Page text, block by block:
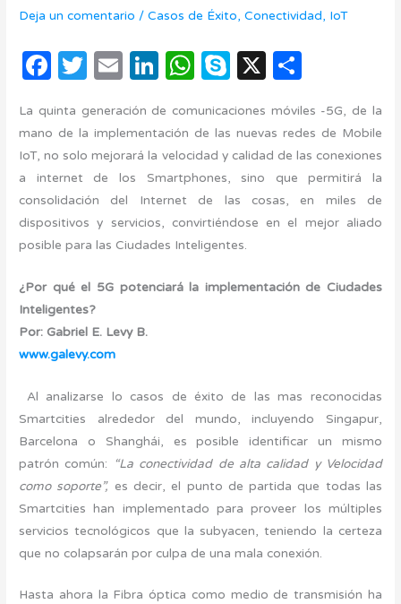
Deja un comentario /Casos de Éxito,Conectividad, IoT
F
c
e
b
o
o
T
it
te
r
E
ail
Li
k
e
dI
n
W
at
s
A
p
p
S
y
p
e
X
m
p
ar
ti
r
La quinta generación de comunicaciones móviles -5G, de la
mano de la implementación de las nuevas redes de Mobile
IoT, no solo mejorará la velocidad y calidad de las conexiones
a internet de los Smartphones, sino que permitirá la
consolidación del Internet de las cosas, en miles de
dispositivos y servicios, convirtiéndose en el mejor aliado
posible para las Ciudades Inteligentes.
¿Por qué el 5G potenciará la implementación de Ciudades
Inteligentes?
Por: Gabriel E. Levy B.
www.galevy.com
Al analizarse lo casos de éxito de las mas reconocidas
Smartcities alrededor del mundo, incluyendo Singapur,
Barcelona o Shanghái, es posible identificar un mismo
patrón común: “La conectividad de alta calidad y Velocidad
como soporte”, es decir, el punto de partida que todas las
Smartcities han implementado para proveer los múltiples
servicios tecnológicos que la subyacen, teniendo la certeza
que no colapsarán por culpa de una mala conexión.
Hasta ahora la Fibra óptica como medio de transmisión ha